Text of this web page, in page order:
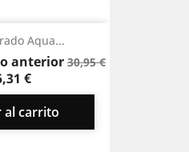
Aqua...
anteriorPrecio
30,95 €Precio
€
al carrito